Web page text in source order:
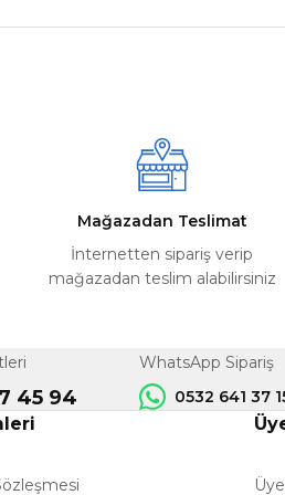
Mağazadan Teslimat
İnternetten sipariş verip
mağazadan teslim alabilirsiniz
45 94
WhatsApp Sipariş
0532 641 37